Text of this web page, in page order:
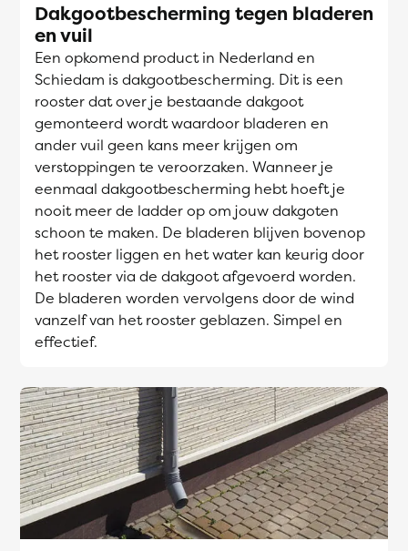
Dakgootbescherming tegen bladeren
en vuil
Een opkomend product in Nederland en
Schiedam is dakgootbescherming. Dit is een
rooster dat over je bestaande dakgoot
gemonteerd wordt waardoor bladeren en
ander vuil geen kans meer krijgen om
verstoppingen te veroorzaken. Wanneer je
eenmaal dakgootbescherming hebt hoeft je
nooit meer de ladder op om jouw dakgoten
schoon te maken. De bladeren blijven bovenop
het rooster liggen en het water kan keurig door
het rooster via de dakgoot afgevoerd worden.
De bladeren worden vervolgens door de wind
vanzelf van het rooster geblazen. Simpel en
effectief.